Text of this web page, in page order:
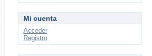
Mi cuenta
Acceder
Registro